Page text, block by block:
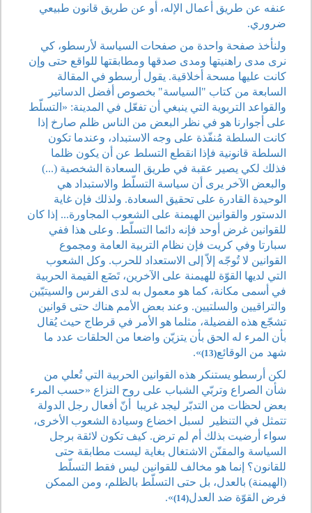
عنفه عن طريق أعمال الإله، أو عن طريق قانون طبيعي
ضروري.
ولنأخذ صفحة واحدة من صفحات السياسة لأرسطو، كي
نرى مدى راهنيتها ومدى صدقها ومطابقتها للواقع حتى وإن
كانت عليها مسحة أخلاقية. يقول أرسطو في المقالة
السابعة من كتاب "السياسة" بخصوص أفضل الدساتير
والقواعد التربوية التي ينبغي أن تفعّل في المدينة: «التسلّط
على أجوارنا هو في نظر البعض من الناس ظلم صارخ إذا
كانت السلطة مُنفّذة على وجه الاستبداد، وعندما تكون
السلطة قانونية فإذا انقطع التسلط عن أن يكون ظلما
فذلك لكي يصير عقبة في طريق السعادة الشخصية (...)
والبعض الآخر يرى أن سياسة التسلّط والاستبداد هي
الوحيدة القادرة على تحقيق السعادة. ولذلك فإن غاية
الدستور والقوانين الهيمنة على الشعوب المجاورة... إذا كان
للقوانين غرض أوحد فإنه دائما التسلّط. وعلى هذا ففي
سبارتا وفي كريت فإن نظام التربية العامة ومجموع
القوانين لا تُوجّه إلاّ إلى الاستعداد للحرب. وكل الشعوب
التي لديها القوّة للهيمنة على الآخرين، تَضَع القيمة الحربية
في أسمى مكانة، كما هو معمول به لدى الفرس والسيتيّين
والتراقيين والسلتيين. وعند بعض الأمم هناك حتى قوانين
تشجّع هذه الفضيلة، مثلما هو الأمر في قرطاج حيث يُقال
بأن المرء له الحق بأن يتزيّن واضعا من الحلقات عدد ما
شهد من الوقائع(13)
».
لكن أرسطو يستنكر هذه القوانين الحربية التي تُعلي من
شأن الصراع وتربّي الشباب على روح النزاع «حسب المرء
بعض لحظات من التدبّر ليجد غريبا
أنّ أفعال رجل الدولة
تتمثل في التنظير
لسبل اخضاع وسيادة الشعوب الأخرى،
سواء أرضيت بذلك أم لم ترض. كيف تكون لائقة برجل
السياسة والمقنّن الاشتغال بغاية ليست مطابقة حتى
للقانون؟ إنما هو مخالف للقوانين ليس فقط التسلّط
(الهيمنة) بالعدل، بل حتى التسلّط بالظلم، ومن الممكن
فرض القوّة ضد العدل(14)
».